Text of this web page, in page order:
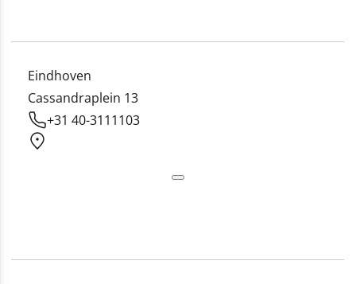
Eindhoven
Cassandraplein 13
+31 40-3111103